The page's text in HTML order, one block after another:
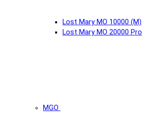
Lost Mary MO 10000 (М)
Lost Mary MO 20000 Pro
MGO